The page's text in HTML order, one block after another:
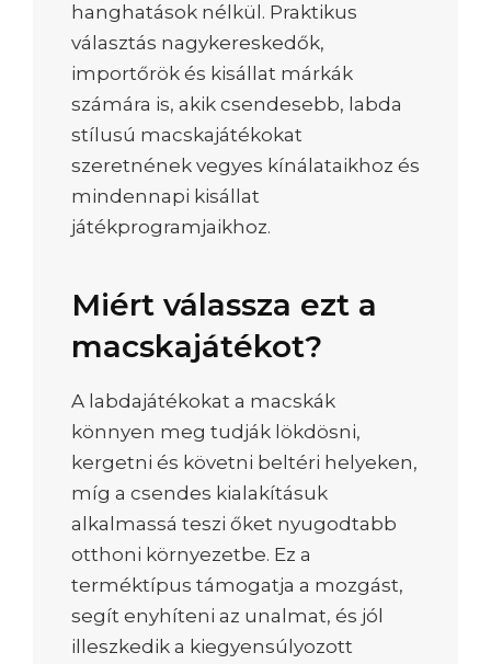
hanghatások nélkül. Praktikus
választás nagykereskedők,
importőrök és kisállat márkák
számára is, akik csendesebb, labda
stílusú macskajátékokat
szeretnének vegyes kínálataikhoz és
mindennapi kisállat
játékprogramjaikhoz.
Miért válassza ezt a
macskajátékot?
A labdajátékokat a macskák
könnyen meg tudják lökdösni,
kergetni és követni beltéri helyeken,
míg a csendes kialakításuk
alkalmassá teszi őket nyugodtabb
otthoni környezetbe. Ez a
terméktípus támogatja a mozgást,
segít enyhíteni az unalmat, és jól
illeszkedik a kiegyensúlyozott